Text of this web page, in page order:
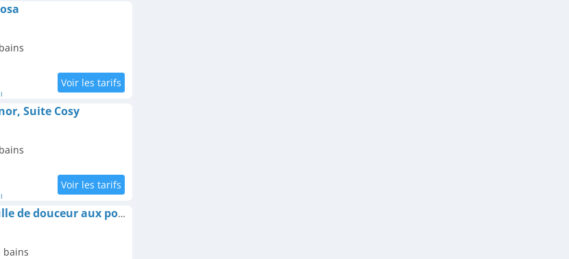
Suite Cosy
Appartement Le Noës - Une bulle de douceur aux portes de Bordeaux
bains